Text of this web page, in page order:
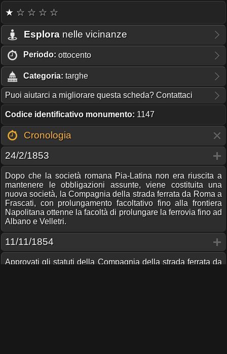
★ ☆ ☆ ☆ ☆
Esplora nelle vicinanze
Periodo: ottocento
Categoria: targhe
Puoi aiutarci a migliorare questa scheda? Contattaci
Codice identificativo monumento: 1147
Cronologia
24/2/1853
Dopo che la società romana Pia-Latina non era riuscita a
mantenere le obbligazioni assunte, viene costituita una
nuova società, la Compagnia della strada ferrata da Roma a
Frascati, con prolungamento facoltativo fino alla frontiera
Napolitana ottenne la facoltà di prolungare la ferrovia fino ad
Albano e Velletri.
11/11/1854
Approvati gli statuti della Compagnia della strada ferrata da